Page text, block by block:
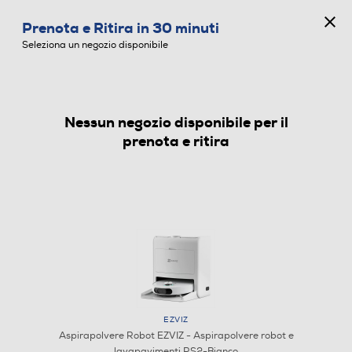
ASPIRAPOLVERE ROBOT
Prenota e Ritira in 30 minuti
Seleziona un negozio disponibile
Nessun negozio disponibile per il
prenota e ritira
EZVIZ
Aspirapolvere Robot EZVIZ - Aspirapolvere robot e